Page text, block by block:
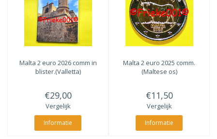
Malta 2 euro 2026 comm in
blister.(Valletta)
€29,00
Vergelijk
Informatie
Malta 2 euro 2025 comm.
(Maltese os)
€11,50
Vergelijk
Informatie